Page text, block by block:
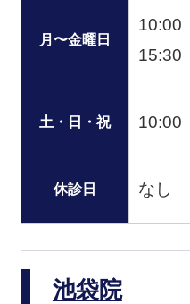
月〜金曜日
10:00
15:30
土・日・祝 10:00
休診日 なし
池袋院